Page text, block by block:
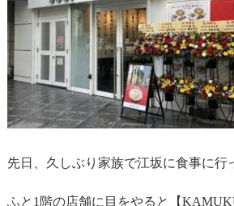
先日、久しぶり家族で江坂に食事に行
ふと1階の店舗に目をやると【